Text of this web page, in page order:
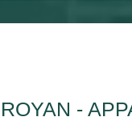
ROYAN -